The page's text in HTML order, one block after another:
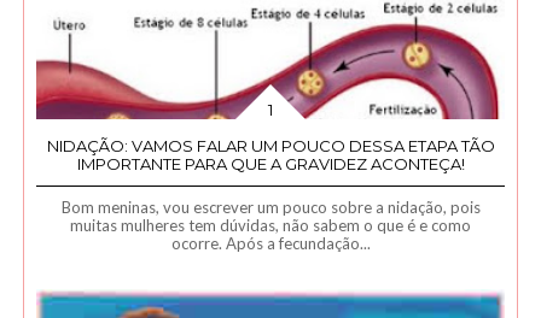
NIDAÇÃO: VAMOS FALAR UM POUCO DESSA ETAPA TÃO
IMPORTANTE PARA QUE A GRAVIDEZ ACONTEÇA!
Bom meninas, vou escrever um pouco sobre a nidação, pois
muitas mulheres tem dúvidas, não sabem o que é e como
ocorre. Após a fecundação...